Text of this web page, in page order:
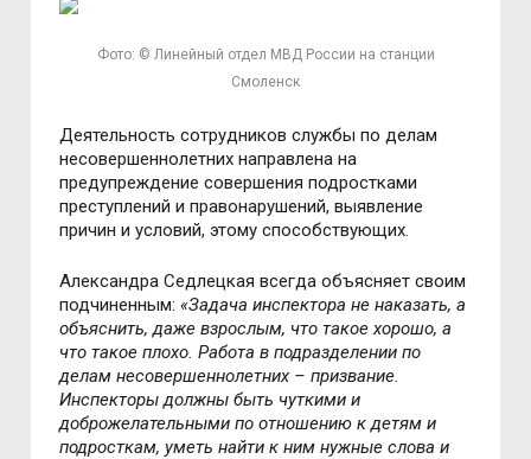
Фото: © Линейный отдел МВД России на станции
Смоленск
Деятельность сотрудников службы по делам
несовершеннолетних направлена на
предупреждение совершения подростками
преступлений и правонарушений, выявление
причин и условий, этому способствующих.
Александра Седлецкая всегда объясняет своим
подчиненным:«Задача инспектора не наказать, а
объяснить, даже взрослым, что такое хорошо, а
что такое плохо. Работа в подразделении по
делам несовершеннолетних – призвание.
Инспекторы должны быть чуткими и
доброжелательными по отношению к детям и
подросткам, уметь найти к ним нужные слова и